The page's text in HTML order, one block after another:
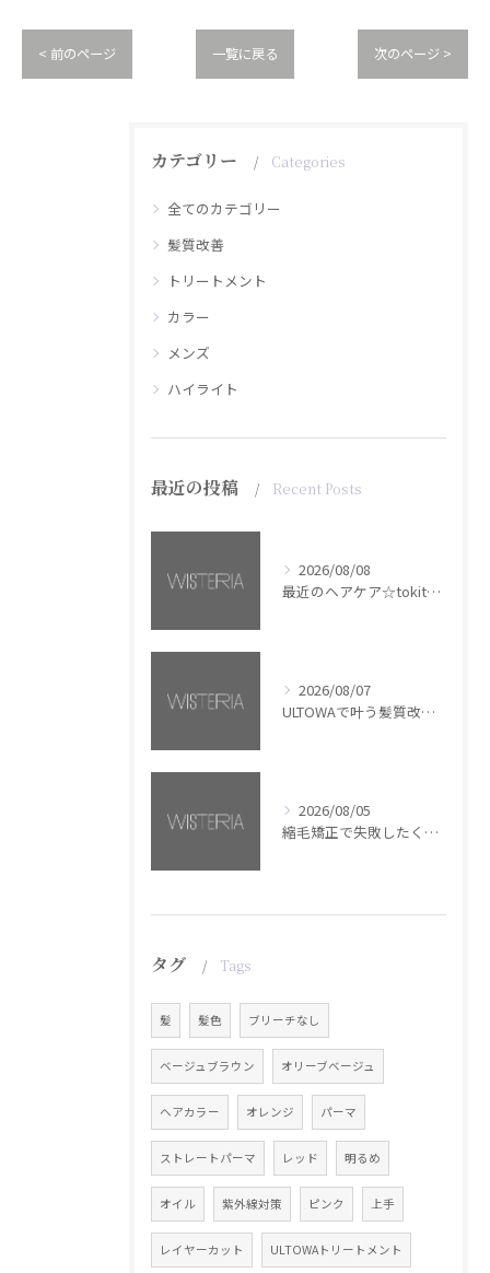
< 前のページ 一覧に戻る 次のページ >
カテゴリー Categories
全てのカテゴリー
髪質改善
トリートメント
カラー
メンズ
ハイライト
最近の投稿 Recent Posts
2026/08/08
最近のヘアケア☆tokita【銀座・美容室WISTERIA】
2026/08/07
ULTOWAで叶う髪質改善美髪カラー【銀座・美容室WISTERIA】
2026/08/05
縮毛矯正で失敗したくない方へ【銀座・美容室WISTERIA】
タグ Tags
髪 髪色 ブリーチなし
ベージュブラウン オリーブベージュ
ヘアカラー オレンジ パーマ
ストレートパーマ レッド 明るめ
オイル 紫外線対策 ピンク 上手
レイヤーカット ULTOWAトリートメント